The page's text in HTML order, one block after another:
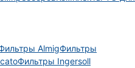
AlmigФильтры
Фильтры Ingersoll